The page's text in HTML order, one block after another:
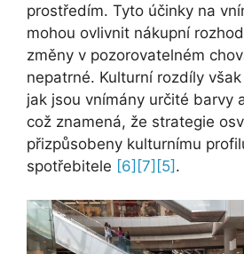
prostředím. Tyto účinky na
mohou ovlivnit nákupní
změny v pozorovatelném
nepatrné. Kulturní rozdíly
jak jsou vnímány určité barvy
což znamená, že strategie
přizpůsobeny kulturnímu
spotřebitele [6] [7][5] .